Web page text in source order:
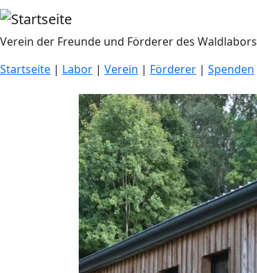
Direkt zum Inhalt
Verein der Freunde und Förderer des Waldlabors
Startseite | Labor | Verein | Förderer | Spenden